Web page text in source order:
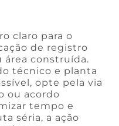
claro para o
de registro
área construída.
técnico e planta
opte pela via
ou acordo
tempo e
séria, a ação